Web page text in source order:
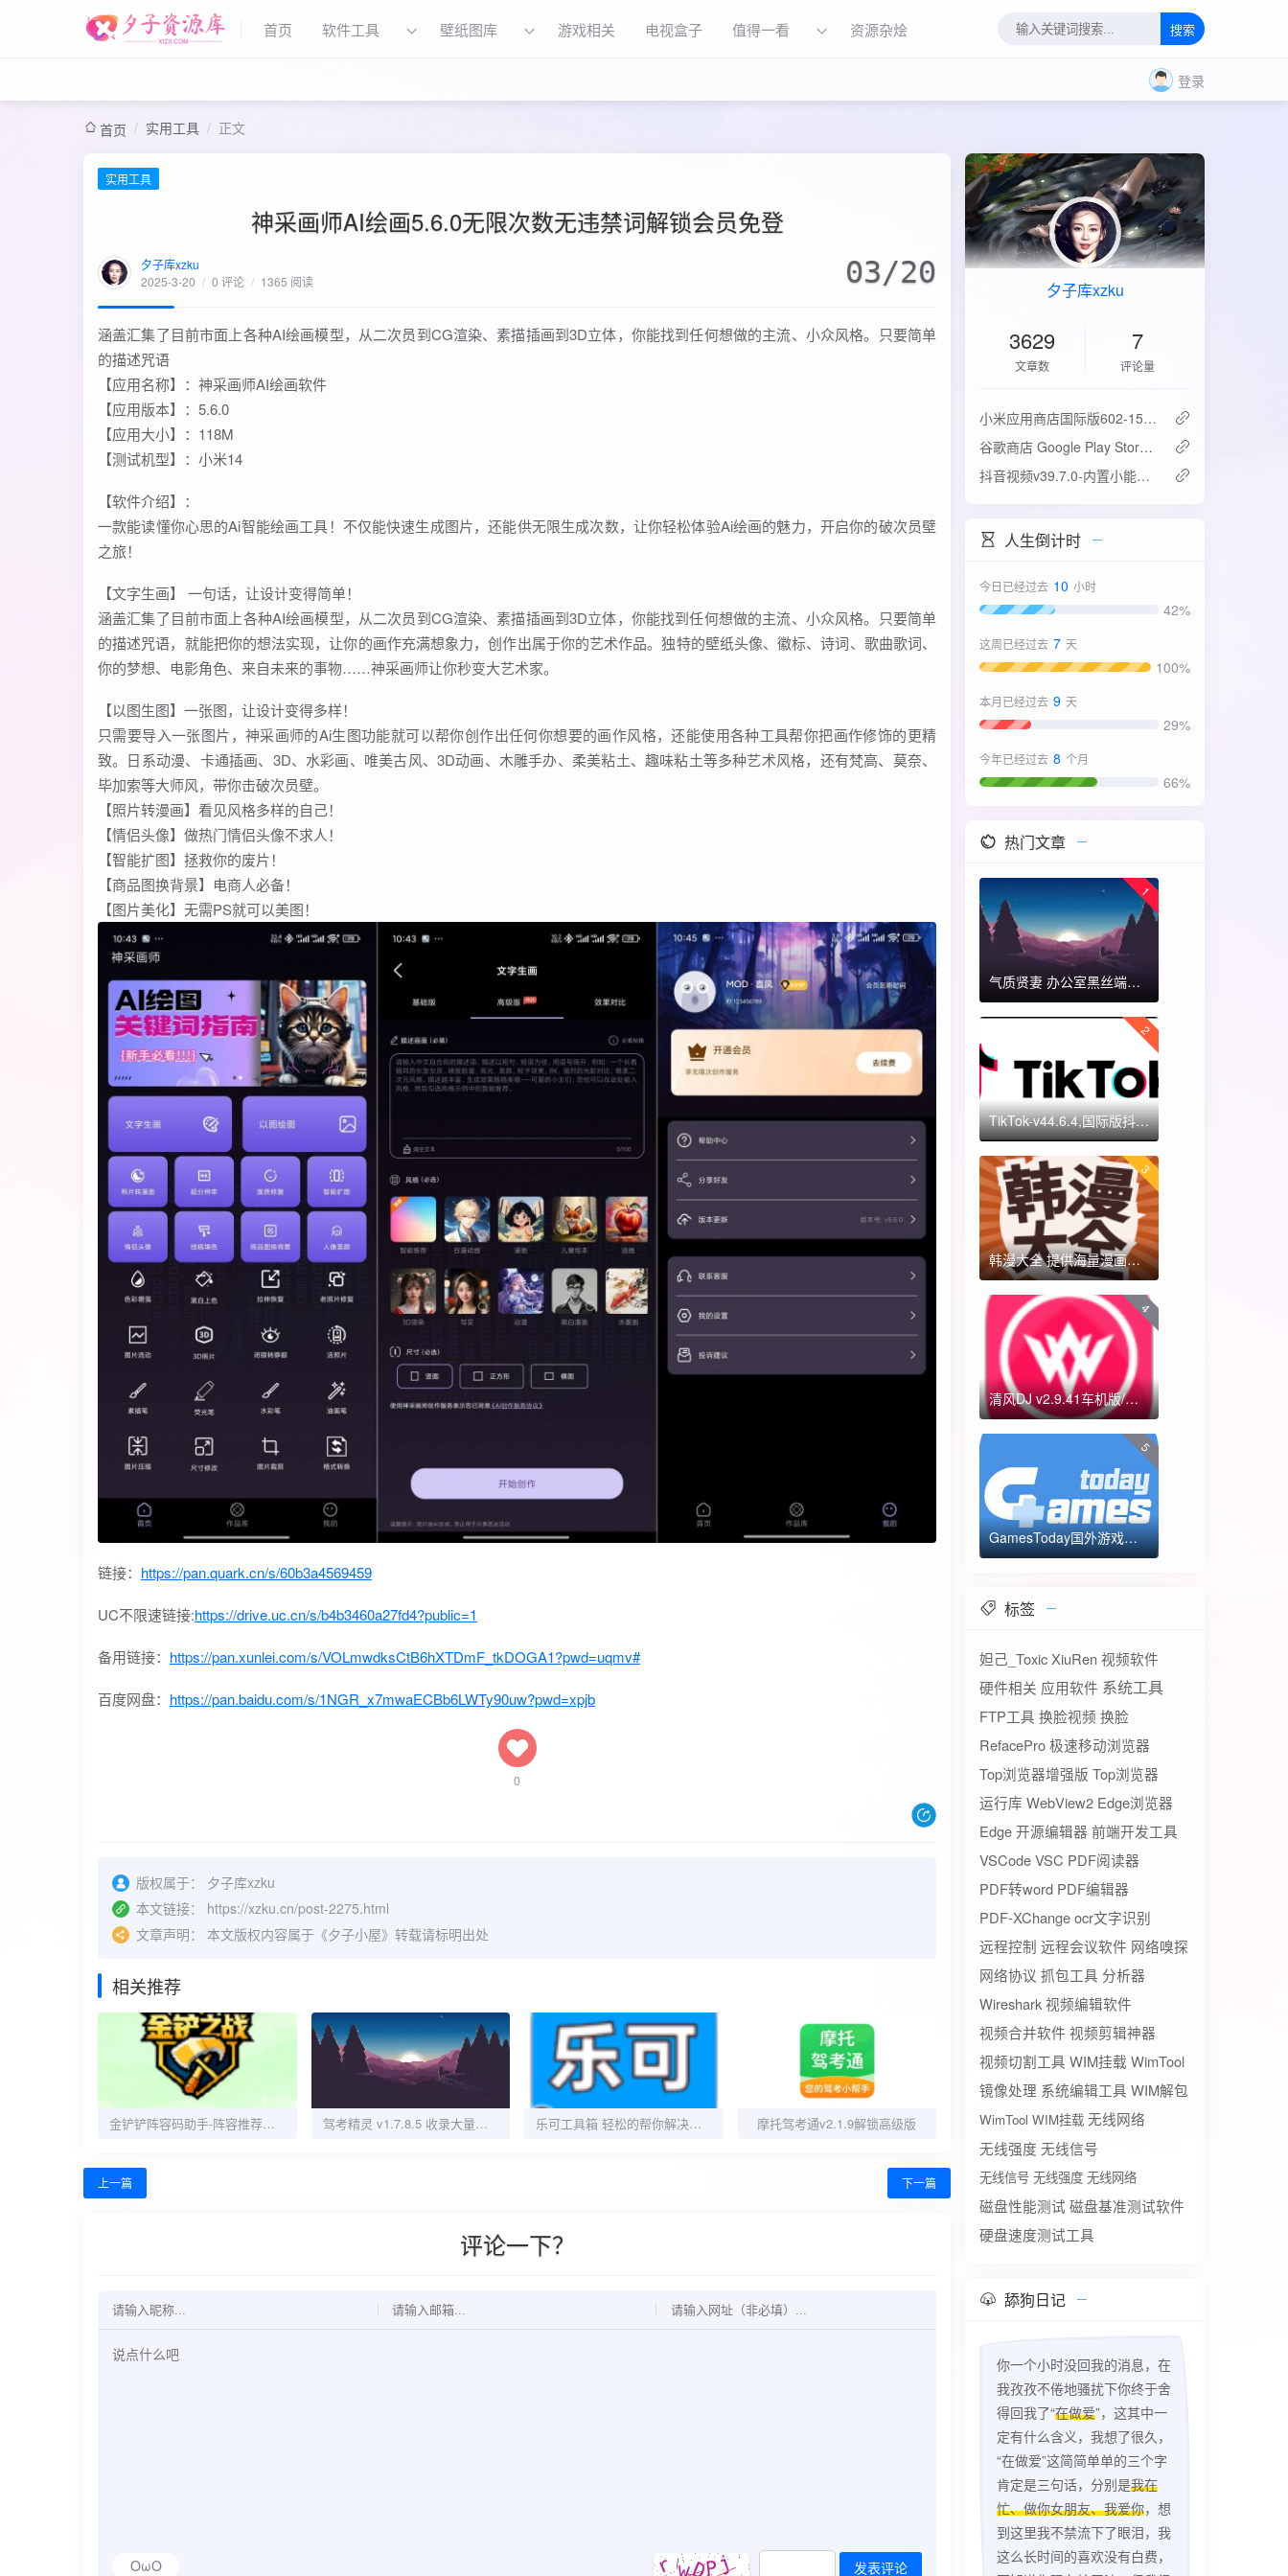
首页 软件工具 壁纸图库 游戏相关 电视盒子 值得一看 资源杂烩 搜索
登录
首页 / 实用工具 / 正文
实用工具
神采画师AI绘画5.6.0无限次数无违禁词解锁会员免登
夕子库xzku
2025-3-20 / 0 评论 / 1365 阅读 03/20
涵盖汇集了目前市面上各种AI绘画模型，从二次员到CG渲染、素描插画到3D立体，你能找到任何想做的主流、小众风格。只要简单
的描述咒语
【应用名称】：神采画师AI绘画软件
【应用版本】：5.6.0
【应用大小】：118M
【测试机型】：小米14
【软件介绍】：
一款能读懂你心思的Ai智能绘画工具！不仅能快速生成图片，还能供无限生成次数，让你轻松体验Ai绘画的魅力，开启你的破次员壁
之旅！
【文字生画】 一句话，让设计变得简单！
涵盖汇集了目前市面上各种AI绘画模型，从二次员到CG渲染、素描插画到3D立体，你能找到任何想做的主流、小众风格。只要简单
的描述咒语，就能把你的想法实现，让你的画作充满想象力，创作出属于你的艺术作品。独特的壁纸头像、徽标、诗词、歌曲歌词、
你的梦想、电影角色、来自未来的事物……神采画师让你秒变大艺术家。
【以图生图】一张图，让设计变得多样！
只需要导入一张图片，神采画师的Ai生图功能就可以帮你创作出任何你想要的画作风格，还能使用各种工具帮你把画作修饰的更精
致。日系动漫、卡通插画、3D、水彩画、唯美古风、3D动画、木雕手办、柔美粘土、趣味粘土等多种艺术风格，还有梵高、莫奈、
毕加索等大师风，带你击破次员壁。
【照片转漫画】看见风格多样的自己！
【情侣头像】做热门情侣头像不求人！
【智能扩图】拯救你的废片！
【商品图换背景】电商人必备！
【图片美化】无需PS就可以美图！
链接： https://pan.quark.cn/s/60b3a4569459
UC不限速链接:https://drive.uc.cn/s/b4b3460a27fd4?public=1
备用链接： https://pan.xunlei.com/s/VOLmwdksCtB6hXTDmF_tkDOGA1?pwd=uqmv#
百度网盘： https://pan.baidu.com/s/1NGR_x7mwaECBb6LWTy90uw?pwd=xpjb
0
版权属于：
夕子库xzku
本文链接：
https://xzku.cn/post-2275.html
文章声明：
本文版权内容属于《夕子小屋》转载请标明出处
相关推荐
金铲铲阵容码助手-阵容推荐阵容码分享 驾考精灵 v1.7.8.5 收录大量历年真题题库，涵盖多个车型，解锁会员版 乐可工具箱 轻松的帮你解决各种难题 摩托驾考通v2.1.9解锁高级版
上一篇 下一篇
评论一下？
OωO 发表评论
夕子库xzku
3629
文章数
7
评论量
‌小米应用商店国际版602-15.6.0.2：免登录直下，比谷歌商店快3倍！
谷歌商店 Google Play Store v52.4.42-31版
抖音视频v39.7.0-内置小能手2.0.7模块
人生倒计时
今日已经过去 10 小时
42%
这周已经过去 7 天
100%
本月已经过去 9 天
29%
今年已经过去 8 个月
66%
热门文章
1
气质贤妻 办公室黑丝端木蓉 国漫女神 ​​​
2
TikTok-v44.6.4,国际版抖音海外畅享,免拔卡体验!附保姆级详细使用指南
3
韩漫大全 提供海量漫画资源
4
清风DJ v2.9.41车机版/手机版-全方位DJ舞曲
5
GamesToday国外游戏下载器 不需要T子
标签
妲己_ToxicXiuRen 视频软件
硬件相关 应用软件 系统工具
FTP工具 换脸视频 换脸
RefacePro极速移动浏览器
Top浏览器增强版 Top浏览器
运行库 WebView2 Edge浏览器
Edge开源编辑器 前端开发工具
VSCodeVSC PDF阅读器
PDF转word PDF编辑器
PDF-XChangeocr文字识别
远程控制 远程会议软件 网络嗅探
网络协议 抓包工具 分析器
Wireshark视频编辑软件
视频合并软件 视频剪辑神器
视频切割工具 WIM挂载 WimTool
镜像处理 系统编辑工具 WIM解包
WimTool WIM挂载 无线网络
无线强度 无线信号
无线信号 无线强度 无线网络
磁盘性能测试 磁盘基准测试软件
硬盘速度测试工具
舔狗日记
你一个小时没回我的消息，在
我孜孜不倦地骚扰下你终于舍
得回我了“在做爱”，这其中一
定有什么含义，我想了很久，
“在做爱”这简简单单的三个字
肯定是三句话，分别是我在
忙、做你女朋友、我爱你，想
到这里我不禁流下了眼泪，我
这么长时间的喜欢没有白费，